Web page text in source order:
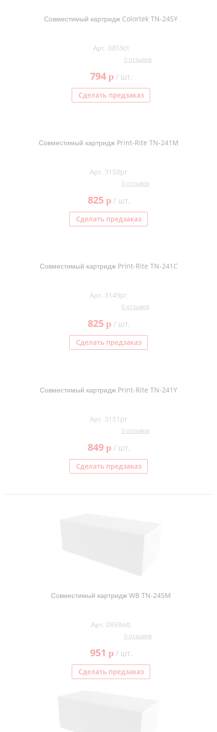
Совместимый картридж Colortek TN-245Y
Арт. 0859ct
0 отзывов
794 p/ шт.
Сделать предзаказ
Совместимый картридж Print-Rite TN-241M
Арт. 3150pr
0 отзывов
825 p/ шт.
Сделать предзаказ
Совместимый картридж Print-Rite TN-241C
Арт. 3149pr
0 отзывов
825 p/ шт.
Сделать предзаказ
Совместимый картридж Print-Rite TN-241Y
Арт. 3151pr
0 отзывов
849 p/ шт.
Сделать предзаказ
Совместимый картридж WB TN-245M
Арт. 0858wb
0 отзывов
951 p/ шт.
Сделать предзаказ